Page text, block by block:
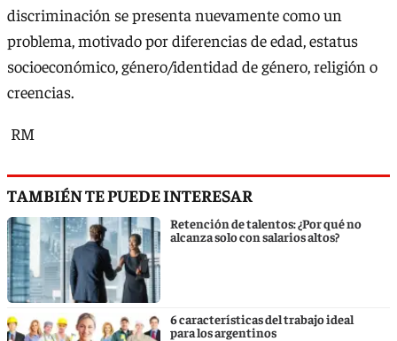
discriminación se presenta nuevamente como un
problema, motivado por diferencias de edad, estatus
socioeconómico, género/identidad de género, religión o
creencias.
RM
TAMBIÉN TE PUEDE INTERESAR
Retención de talentos: ¿Por qué no
alcanza solo con salarios altos?
6 características del trabajo ideal
para los argentinos